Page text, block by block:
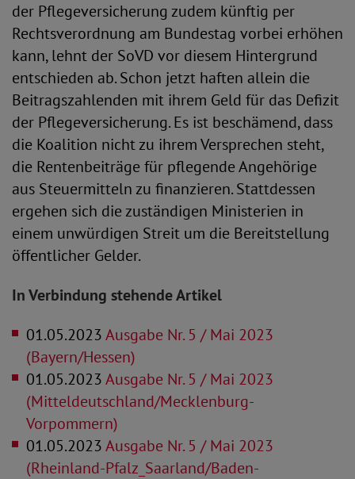
der Pflegeversicherung zudem künftig per
Rechtsverordnung am Bundestag vorbei erhöhen
kann, lehnt der SoVD vor diesem Hintergrund
entschieden ab. Schon jetzt haften allein die
Beitragszahlenden mit ihrem Geld für das Defizit
der Pflegeversicherung. Es ist beschämend, dass
die Koalition nicht zu ihrem Versprechen steht,
die Rentenbeiträge für pflegende Angehörige
aus Steuermitteln zu finanzieren. Stattdessen
ergehen sich die zuständigen Ministerien in
einem unwürdigen Streit um die Bereitstellung
öffentlicher Gelder.
In Verbindung stehende Artikel
01.05.2023Ausgabe Nr. 5 / Mai 2023
(Bayern/Hessen)
01.05.2023Ausgabe Nr. 5 / Mai 2023
(Mitteldeutschland/Mecklenburg-
Vorpommern)
01.05.2023Ausgabe Nr. 5 / Mai 2023
(Rheinland-Pfalz_Saarland/Baden-